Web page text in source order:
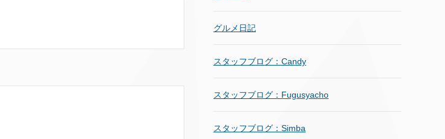
グルメ日記
スタッフブログ：Candy
スタッフブログ：Fugusyacho
スタッフブログ：Simba